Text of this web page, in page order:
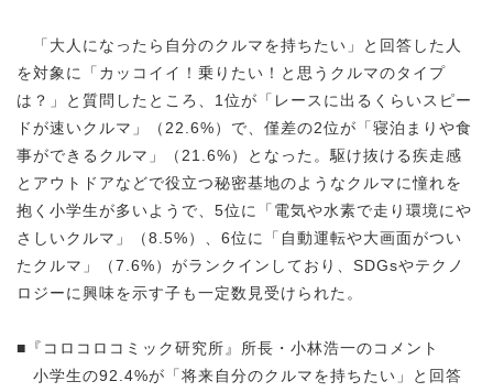
「大人になったら自分のクルマを持ちたい」と回答した人
を対象に「カッコイイ！乗りたい！と思うクルマのタイプ
は？」と質問したところ、1位が「レースに出るくらいスピー
ドが速いクルマ」（22.6%）で、僅差の2位が「寝泊まりや食
事ができるクルマ」（21.6%）となった。駆け抜ける疾走感
とアウトドアなどで役立つ秘密基地のようなクルマに憧れを
抱く小学生が多いようで、5位に「電気や水素で走り環境にや
さしいクルマ」（8.5%）、6位に「自動運転や大画面がつい
たクルマ」（7.6%）がランクインしており、SDGsやテクノ
ロジーに興味を示す子も一定数見受けられた。
■『コロコロコミック研究所』所長・小林浩一のコメント
小学生の92.4%が「将来自分のクルマを持ちたい」と回答